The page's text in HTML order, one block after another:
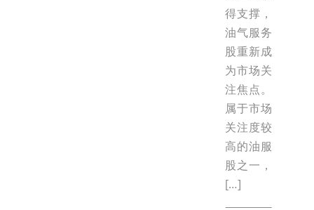
得支撑，
油气服务
股重新成
为市场关
注焦点。
属于市场
关注度较
高的油服
股之一，
[…]